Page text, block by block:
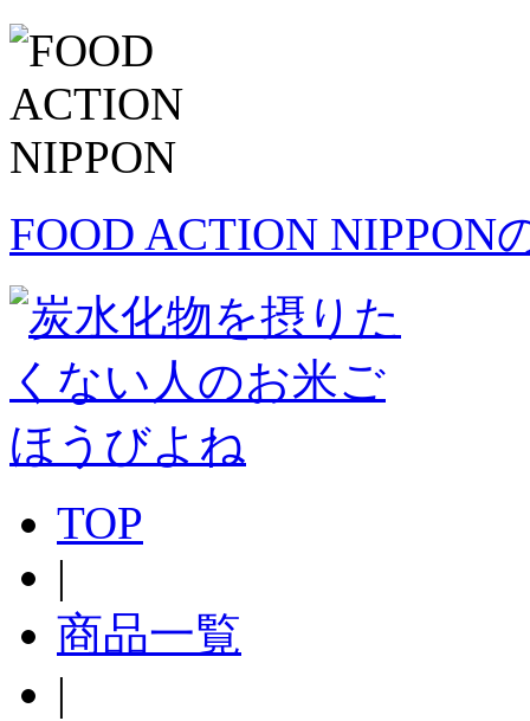
FOOD ACTION NIPPON
TOP
|
商品一覧
|